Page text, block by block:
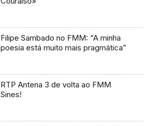
Filipe Sambado no FMM: “A minha
poesia está muito mais pragmática”
RTP Antena 3 de volta ao FMM
Sines!